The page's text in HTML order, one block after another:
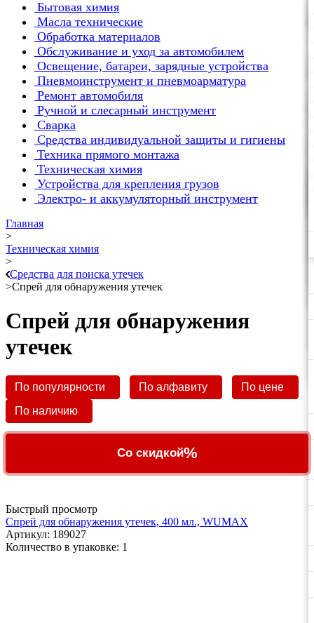
Бытовая химия
Масла технические
Обработка материалов
Обслуживание и уход за автомобилем
Освещение, батареи, зарядные устройства
Пневмоинструмент и пневмоарматура
Ремонт автомобиля
Ручной и слесарный инструмент
Сварка
Средства индивидуальной защиты и гигиены
Техника прямого монтажа
Техническая химия
Устройства для крепления грузов
Электро- и аккумуляторный инструмент
Главная
>
Техническая химия
>
Средства для поиска утечек
>Спрей для обнаружения утечек
Спрей для обнаружения
утечек
По популярности По алфавиту
По цене
По наличию
Со скидкой%
Быстрый просмотр
Спрей для обнаружения утечек, 400 мл., WUMAX
Артикул: 189027
Количество в упаковке: 1